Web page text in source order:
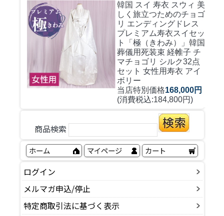
韓国 スイ 寿衣 スウィ 美
しく旅立つためのチョゴ
リ エンディングドレス
プレミアム寿衣スイセッ
ト「極（きわみ）」韓国
葬儀用死装束 経帷子 チ
マチョゴリ シルク32点
セット 女性用寿衣 アイ
ボリー
当店特別価格168,000円
(消費税込:184,800円)
商品検索
ホーム マイページ カート
ログイン
メルマガ申込/停止
特定商取引法に基づく表示